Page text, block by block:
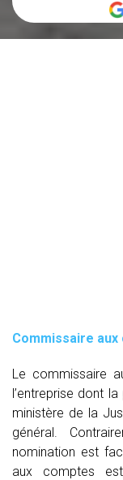
Commissaire aux
Le commissaire
l’entreprise dont
ministère de la
général.
nomination est
aux comptes